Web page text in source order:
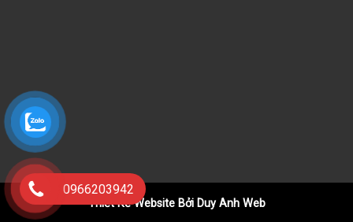
0966203942
Thiết Kế Website Bởi Duy Anh Web